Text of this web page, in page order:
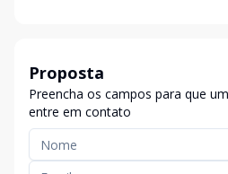
Proposta
Preencha os campos para que
entre em contato